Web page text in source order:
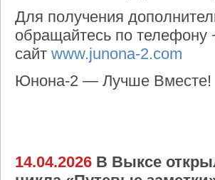
Для получения
обращайтесь по телефону
сайт www.junona-2.com
Юнона-2 — Лучше Вместе!
14.04.2026 В Выксе